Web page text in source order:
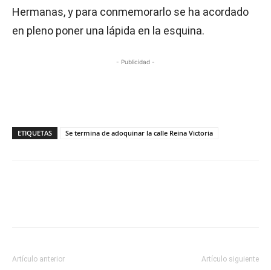
Hermanas, y para conmemorarlo se ha acordado
en pleno poner una lápida en la esquina.
- Publicidad -
ETIQUETAS Se termina de adoquinar la calle Reina Victoria
Artículo anterior Artículo siguiente